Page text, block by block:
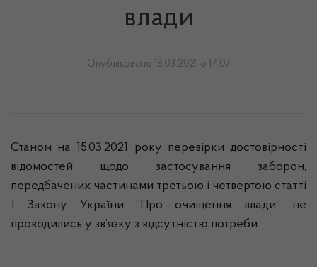
влади
Опубліковано 18.03.2021 о 17:07
Станом на 15.03.2021 року перевірки достовірності
відомостей щодо застосування заборон,
передбачених частинами третьою і четвертою статті
1 Закону України “Про очищення влади” не
проводились у зв’язку з відсутністю потреби.